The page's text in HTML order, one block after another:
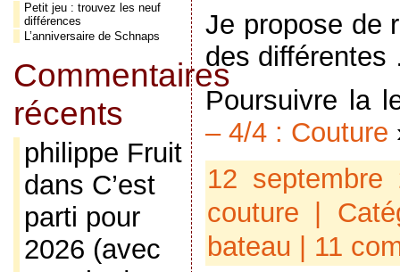
Petit jeu : trouvez les neuf
différences
L’anniversaire de Schnaps
Commentaires
récents
philippe Fruit
dans C’est
parti pour
2026 (avec
Je propose de
des
Poursuivre la
– 4/4 : Couture
12
couture |
bateau
11